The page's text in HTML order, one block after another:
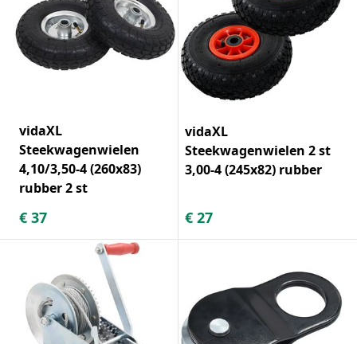
vidaXL
Steekwagenwielen
4,10/3,50-4 (260x83)
rubber 2 st
€ 37
vidaXL
Steekwagenwielen 2 st
3,00-4 (245x82) rubber
€ 27